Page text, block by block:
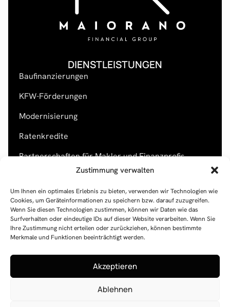
Zustimmung verwalten
Um Ihnen ein optimales Erlebnis zu bieten, verwenden wir Technologien wie
Cookies, um Geräteinformationen zu speichern bzw. darauf zuzugreifen.
Wenn Sie diesen Technologien zustimmen, können wir Daten wie das
Surfverhalten oder eindeutige IDs auf dieser Website verarbeiten. Wenn Sie
Ihre Zustimmung nicht erteilen oder zurückziehen, können bestimmte
Merkmale und Funktionen beeinträchtigt werden.
Akzeptieren
Ablehnen
DIENSTLEISTUNGEN
Baufinanzierungen
KFW-Förderungen
Modernisierung
Ratenkredite
Partnerschaften für Makler und Finanzprofis
Rechtliches
Datenschutz
KONTAKT
UNSER BÜRO
Feldstr. 130
+49 2166 2656630
ODER SCHREIBEN SIE UNS